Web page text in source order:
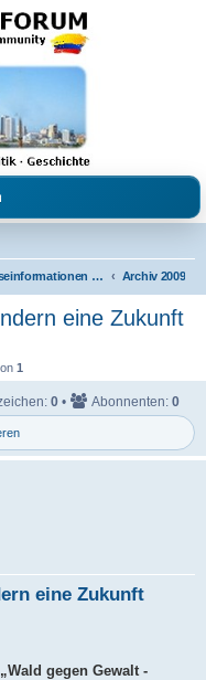
in Kolumbien und Venezuela.
Presseinformationen & Neuigkeiten Archiv 2009
eine Zukunft
1
0 • Abonnenten: 0
eine Zukunft
gegen Gewalt -